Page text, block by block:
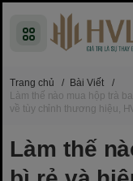
Trang chủ / Bài Viết
/
Làm thế nào mua hộp trà
về tùy chỉnh thương hiệu,
Làm thế